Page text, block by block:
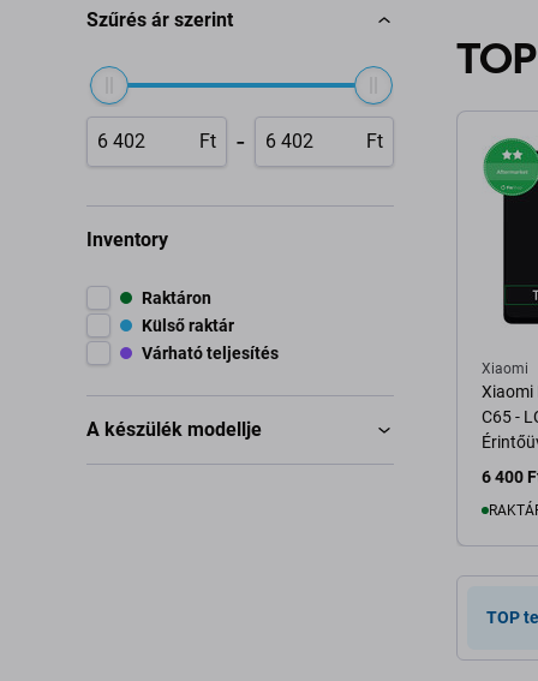
Szűrés ár szerint
Ft - Ft
Inventory
Raktáron
Külső raktár
Várható teljesítés
A készülék modellje
Xiaomi
Xiaomi
C65 -
6 400
TOP